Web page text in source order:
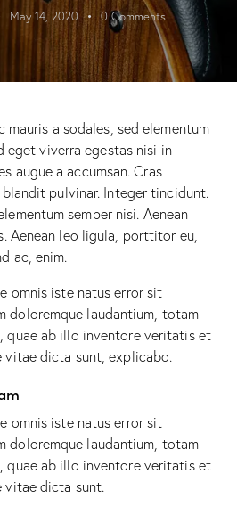
May 14, 2020 0 Comments
mauris a sodales, sed elementum
eget viverra egestas nisi in
augue a accumsan. Cras
pulvinar. Integer tincidunt.
semper nisi. Aenean
Aenean leo ligula, porttitor eu,
ac, enim.
omnis iste natus error sit
doloremque laudantium, totam
quae ab illo inventore veritatis et
dicta sunt, explicabo.
omnis iste natus error sit
doloremque laudantium, totam
quae ab illo inventore veritatis et
vitae dicta sunt.